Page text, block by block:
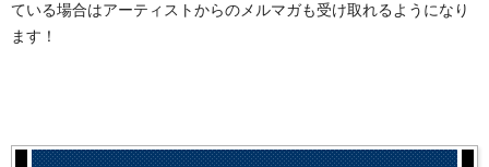
ている場合はアーティストからのメルマガも受け取れるようになり
ます！